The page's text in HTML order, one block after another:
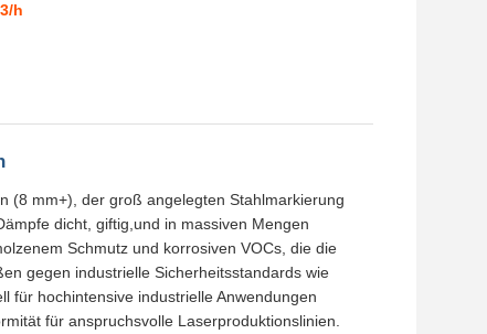
h
(8 mm+), der groß angelegten Stahlmarkierung
dicht, giftig,und in massiven Mengen
Schmutz und korrosiven VOCs, die die
gegen industrielle Sicherheitsstandards wie
für hochintensive industrielle Anwendungen
für anspruchsvolle Laserproduktionslinien.